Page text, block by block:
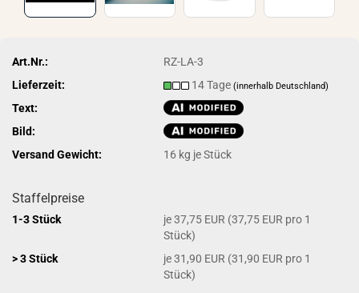
Art.Nr.:
RZ-LA-3
Lieferzeit:
14 Tage(innerhalb Deutschland)
Text:
Bild:
Versand Gewicht:
16 kg je Stück
Staffelpreise
1-3 Stück
je 37,75 EUR (37,75 EUR pro 1
Stück)
> 3 Stück
je 31,90 EUR (31,90 EUR pro 1
Stück)